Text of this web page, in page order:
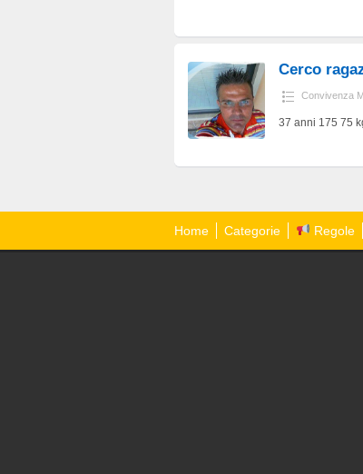
Cerco
Convivenza
37 anni 175 75
Home Categorie Regole